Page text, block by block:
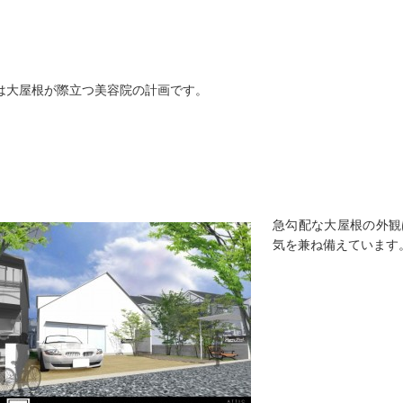
大屋根が際立つ美容院の計画です。
急勾配な大屋根の外
気を兼ね備えています